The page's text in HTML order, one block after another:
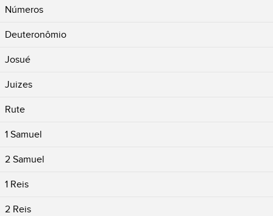
Números
Deuteronômio
Josué
Juizes
Rute
1 Samuel
2 Samuel
1 Reis
2 Reis